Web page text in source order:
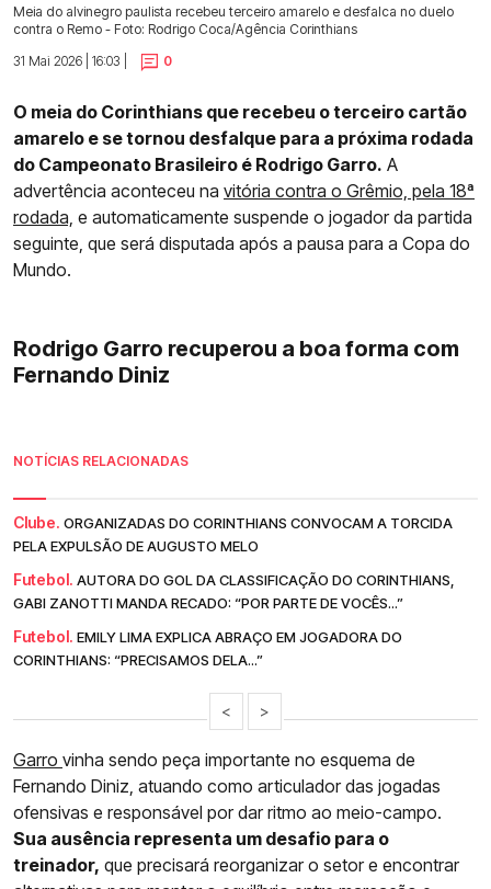
Meia do alvinegro paulista recebeu terceiro amarelo e desfalca no duelo
contra o Remo - Foto: Rodrigo Coca/Agência Corinthians
31 Mai 2026 | 16:03 |
0
O meia do Corinthians que recebeu o terceiro cartão
amarelo e se tornou desfalque para a próxima rodada
do Campeonato Brasileiro é Rodrigo Garro. A
advertência aconteceu na vitória contra o Grêmio, pela 18ª
rodada, e automaticamente suspende o jogador da partida
seguinte, que será disputada após a pausa para a Copa do
Mundo.
Rodrigo Garro recuperou a boa forma com
Fernando Diniz
NOTÍCIAS RELACIONADAS
Clube. ORGANIZADAS DO CORINTHIANS CONVOCAM A TORCIDA
PELA EXPULSÃO DE AUGUSTO MELO
Futebol. AUTORA DO GOL DA CLASSIFICAÇÃO DO CORINTHIANS,
GABI ZANOTTI MANDA RECADO: “POR PARTE DE VOCÊS...”
Futebol. EMILY LIMA EXPLICA ABRAÇO EM JOGADORA DO
CORINTHIANS: “PRECISAMOS DELA...”
< >
Garro vinha sendo peça importante no esquema de
Fernando Diniz, atuando como articulador das jogadas
ofensivas e responsável por dar ritmo ao meio-campo.
Sua ausência representa um desafio para o
treinador, que precisará reorganizar o setor e encontrar